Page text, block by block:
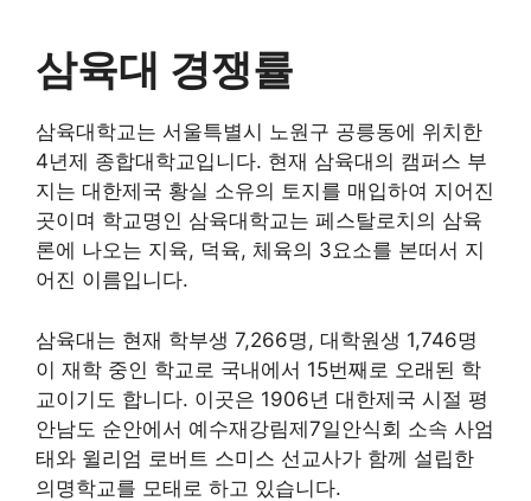
삼육대 경쟁률
삼육대학교는 서울특별시 노원구 공릉동에 위치한
4년제 종합대학교입니다. 현재 삼육대의 캠퍼스 부
지는 대한제국 황실 소유의 토지를 매입하여 지어진
곳이며 학교명인 삼육대학교는 페스탈로치의 삼육
론에 나오는 지육, 덕육, 체육의 3요소를 본떠서 지
어진 이름입니다.
삼육대는 현재 학부생 7,266명, 대학원생 1,746명
이 재학 중인 학교로 국내에서 15번째로 오래된 학
교이기도 합니다. 이곳은 1906년 대한제국 시절 평
안남도 순안에서 예수재강림제7일안식회 소속 사엄
태와 윌리엄 로버트 스미스 선교사가 함께 설립한
의명학교를 모태로 하고 있습니다.